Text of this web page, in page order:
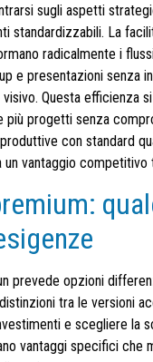
sugli aspetti
standardizzabili. La
radicalmente i
e presentazioni senza
Questa efficienza
più progetti senza
con standard
vantaggio competitivo
prevede opzioni
tra le versioni
e scegliere la
vantaggi specifici che